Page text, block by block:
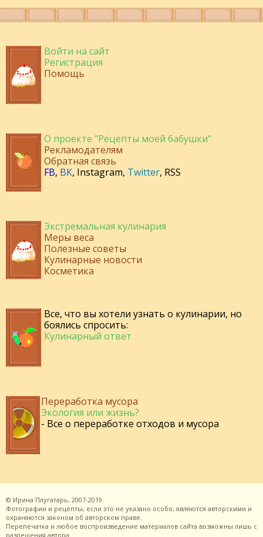
Войти на сайт
Регистрация
Помощь
О проекте "Рецепты моей бабушки"
Рекламодателям
Обратная связь
FB, ВК, Instagram, Twitter, RSS
Экстремальная кулинария
Меры веса
Полезные советы
Кулинарные новости
Косметика
Все, что вы хотели узнать о кулинарии, но
боялись спросить:
Кулинарный ответ
Переработка мусора
Экология или жизнь?
- Все о переработке отходов и мусора
© Ирина Плугатарь, 2007-2019.
Фотографии и рецепты, если это не указано особо, являются авторскими и
охраняются законом об авторском праве.
Перепечатка и любое воспроизведение материалов сайта возможны лишь с
разрешения автора